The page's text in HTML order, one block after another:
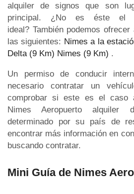
alquiler de signos que son
principal. ¿No es éste el
ideal? También podemos
las siguientes: Nimes a la
Delta (9 Km) Nimes (9 Km) .
Un permiso de conducir
necesario contratar un
comprobar si este es el caso
Nimes Aeropuerto alquiler
determinado por su país de
encontrar más información en
buscando contratar.
Mini Guía de Nimes